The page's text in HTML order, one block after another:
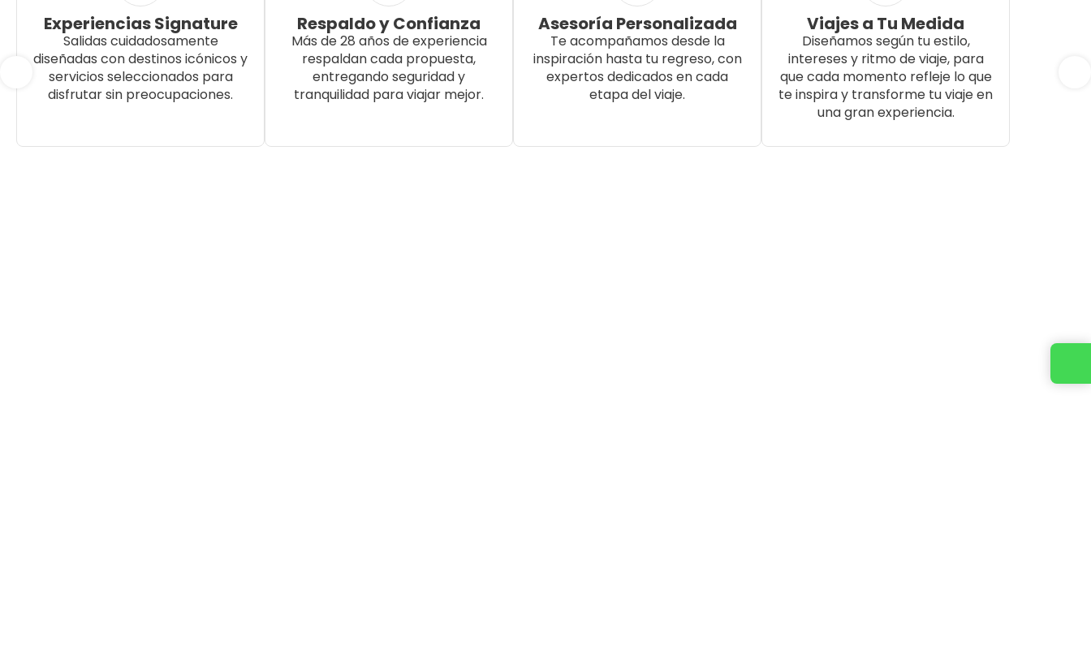
Experiencias Signature
Salidas cuidadosamente
diseñadas con destinos icónicos y
servicios seleccionados para
disfrutar sin preocupaciones.
Respaldo y Confianza
Más de 28 años de experiencia
respaldan cada propuesta,
entregando seguridad y
tranquilidad para viajar mejor.
Asesoría Personalizada
Te acompañamos desde la
inspiración hasta tu regreso, con
expertos dedicados en cada
etapa del viaje.
Viajes a Tu Medida
Diseñamos según tu estilo,
intereses y ritmo de viaje, para
que cada momento refleje lo que
te inspira y transforme tu viaje en
una gran experiencia.